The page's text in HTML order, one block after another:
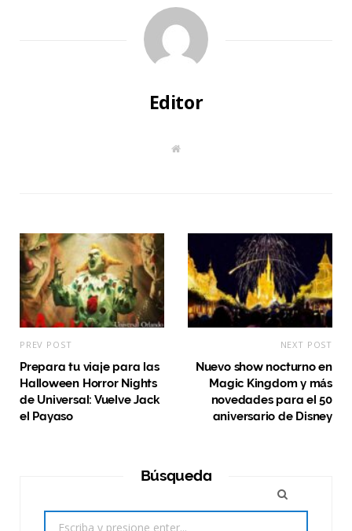
Editor
W
PREV POST
Prepara tu viaje para las
Halloween Horror Nights
de Universal: Vuelve Jack
el Payaso
NEXT POST
Nuevo show nocturno en
Magic Kingdom y más
novedades para el 50
aniversario de Disney
Búsqueda